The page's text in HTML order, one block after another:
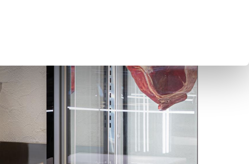
digitali).
annunci, per fornire
utilizza il nostro
con altre